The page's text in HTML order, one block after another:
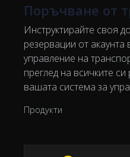
Поръчване от
Инструктирайте своя
резервации от акаунта
управление на
преглед на всичките
вашата система за
Продукти